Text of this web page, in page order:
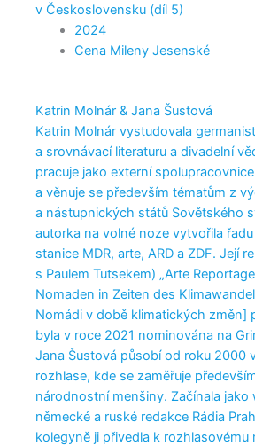
v Československu (díl 5)
2024
Cena Mileny Jesenské
Katrin Molnár & Jana Šustová
Katrin Molnár vystudovala
a srovnávací literaturu a divadelní
pracuje jako externí
a věnuje se především tématům z
a nástupnických států Sovětského
autorka na volné noze vytvořila
stanice MDR, arte, ARD a ZDF. Její
s Paulem Tutsekem) „Arte
Nomaden in Zeiten des
Nomádi v době klimatických změn]
byla v roce 2021 nominována na
Jana Šustová působí od roku 2000
rozhlase, kde se zaměřuje
národnostní menšiny. Začínala jako
německé a ruské redakce Rádia
kolegyně ji přivedla k rozhlasovému